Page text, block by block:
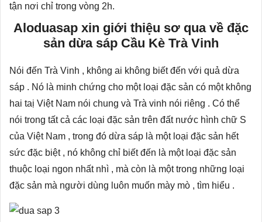
tận nơi chỉ trong vòng 2h.
Aloduasap xin giới thiệu sơ qua về đặc
sản dừa sáp Cầu Kè Trà Vinh
Nói đến Trà Vinh , không ai không biết đến với quả dừa
sáp . Nó là minh chứng cho một loại đặc sản có một không
hai taị Việt Nam nói chung và Trà vinh nói riêng . Có thể
nói trong tất cả các loại đặc sản trên đất nước hình chữ S
của Việt Nam , trong đó dừa sáp là một loại đặc sản hết
sức đặc biệt , nó không chỉ biết đến là một loại đặc sản
thuộc loại ngon nhất nhì , mà còn là một trong những loại
đặc sản mà người dùng luôn muốn mày mò , tìm hiểu .